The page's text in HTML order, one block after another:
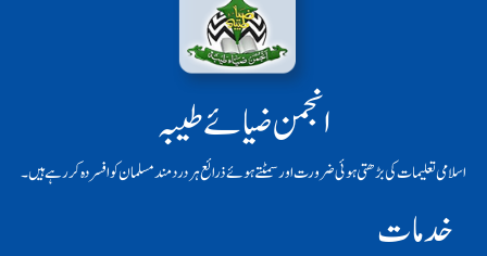
انجمن ضیائے طیبہ
اسلامی تعلیمات کی بڑھتی ہوئی ضرورت اور سمٹتے ہوئے ذرائع ہر دردمند مسلمان کو افسردہ کر رہے ہیں۔
خدمات